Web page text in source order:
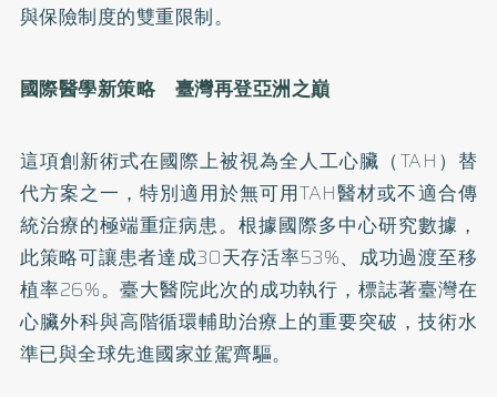
與保險制度的雙重限制。
國際醫學新策略 臺灣再登亞洲之巔
這項創新術式在國際上被視為全人工心臟（TAH）替
代方案之一，特別適用於無可用TAH醫材或不適合傳
統治療的極端重症病患。根據國際多中心研究數據，
此策略可讓患者達成30天存活率53%、成功過渡至移
植率26%。臺大醫院此次的成功執行，標誌著臺灣在
心臟外科與高階循環輔助治療上的重要突破，技術水
準已與全球先進國家並駕齊驅。